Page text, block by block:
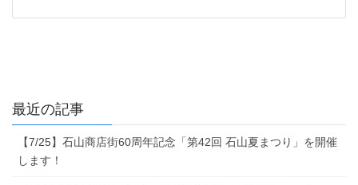
最近の記事
【7/25】石山商店街60周年記念「第42回 石山夏まつり」を開催
します！